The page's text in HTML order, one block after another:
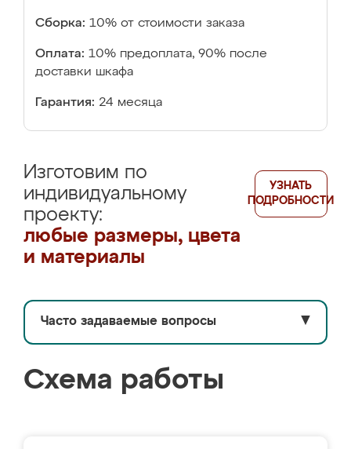
Сборка: 10% от стоимости заказа
Оплата: 10% предоплата, 90% после
доставки шкафа
Гарантия: 24 месяца
Изготовим по
индивидуальному
проекту:
любые размеры, цвета
и материалы
УЗНАТЬ
ПОДРОБНОСТИ
Часто задаваемые вопросы ▼
Схема работы